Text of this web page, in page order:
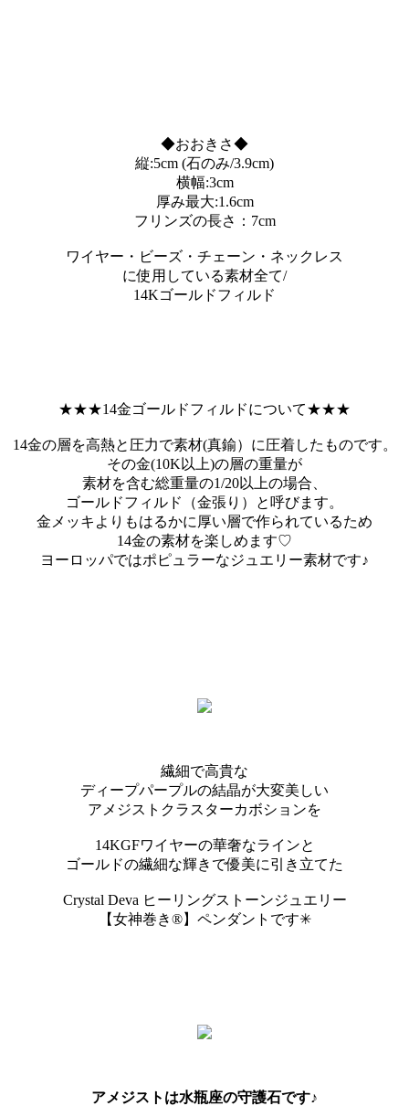
◆おおきさ◆
縦:5cm (石のみ/3.9cm)
横幅:3cm
厚み最大:1.6cm
フリンズの長さ：7cm
ワイヤー・ビーズ・チェーン・ネックレス
に使用している素材全て/
14Kゴールドフィルド
★★★14金ゴールドフィルドについて★★★
14金の層を高熱と圧力で素材(真鍮）に圧着したものです。
その金(10K以上)の層の重量が
素材を含む総重量の1/20以上の場合、
ゴールドフィルド（金張り）と呼びます。
金メッキよりもはるかに厚い層で作られているため
14金の素材を楽しめます♡
ヨーロッパではポピュラーなジュエリー素材です♪
繊細で高貴な
ディープパープルの結晶が大変美しい
アメジストクラスターカボションを
14KGFワイヤーの華奢なラインと
ゴールドの繊細な輝きで優美に引き立てた
Crystal Deva ヒーリングストーンジュエリー
【女神巻き®】ペンダントです✳︎
アメジストは水瓶座の守護石です♪